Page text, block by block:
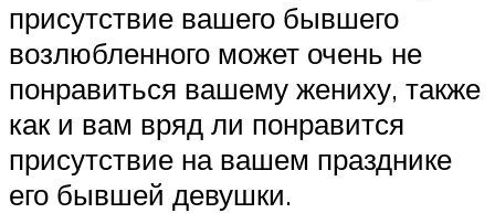
присутствие вашего бывшего
возлюбленного может очень не
понравиться вашему жениху, также
как и вам вряд ли понравится
присутствие на вашем празднике
его бывшей девушки.